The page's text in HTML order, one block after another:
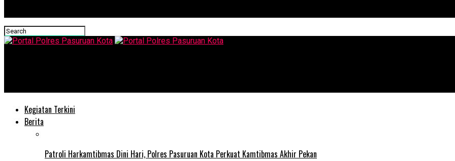
Kegiatan Terkini
Berita
Patroli Harkamtibmas Dini Hari, Polres Pasuruan Kota Perkuat Kamtibmas Akhir Pekan